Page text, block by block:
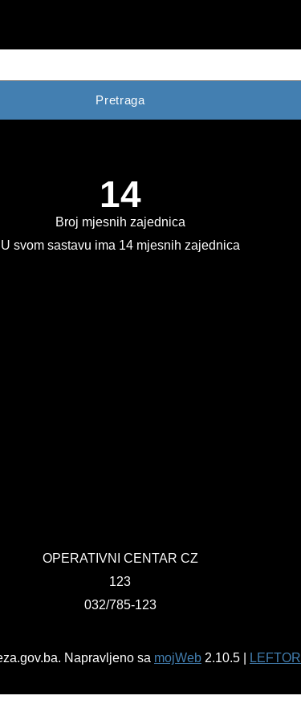
14
Broj mjesnih zajednica
U svom sastavu ima 14 mjesnih zajednica
OPERATIVNI CENTAR CZ
123
032/785-123
Napravljeno sa mojWeb 2.10.5 | LEFTOR